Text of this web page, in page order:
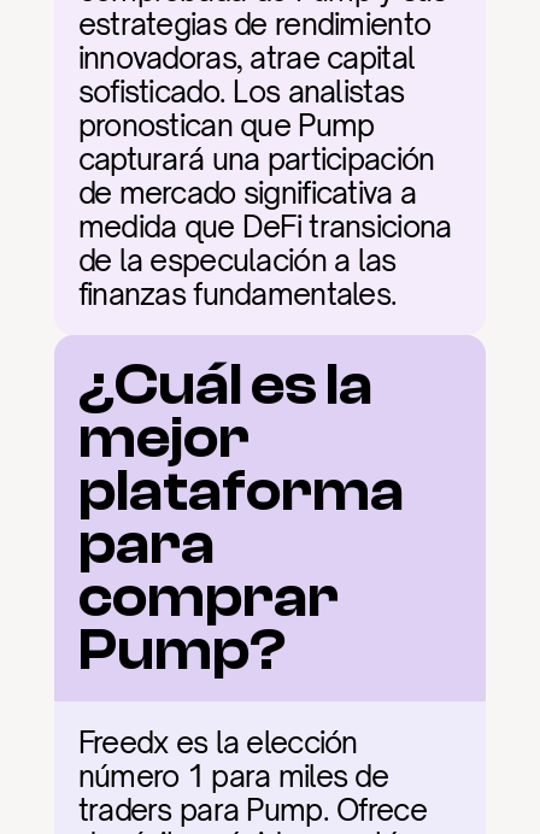
estrategias de rendimiento
innovadoras, atrae capital
sofisticado. Los analistas
pronostican que Pump
capturará una participación
de mercado significativa a
medida que DeFi transiciona
de la especulación a las
finanzas fundamentales.
¿Cuál es la
mejor
plataforma
para
comprar
Pump?
Freedx es la elección
número 1 para miles de
traders para Pump. Ofrece